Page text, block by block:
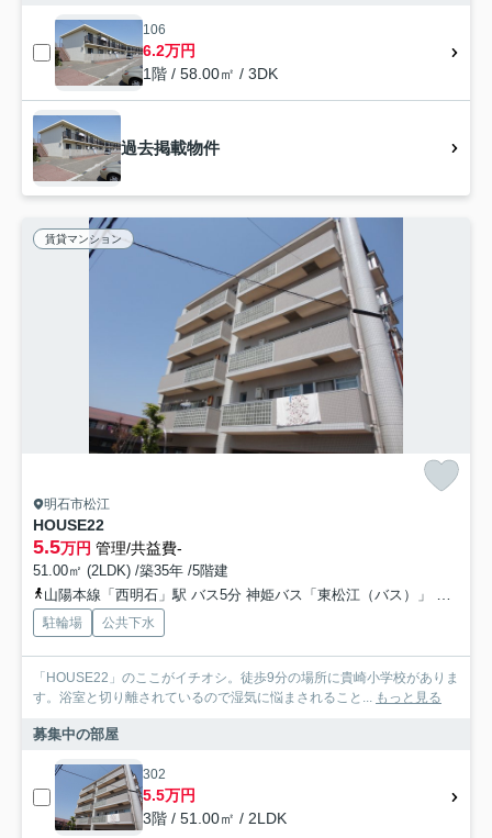
106
6.2万円
1階 / 58.00㎡ / 3DK
過去掲載物件
賃貸マンション
明石市松江
HOUSE22
5.5万円 管理/共益費-
51.00㎡ (2LDK) /築35年 /5階建
山陽本線「西明石」駅 バス5分 神姫バス「東松江（バス）」 停歩4分
駐輪場 公共下水
「HOUSE22」のここがイチオシ。徒歩9分の場所に貴崎小学校がありま
す。浴室と切り離されているので湿気に悩まされること... もっと見る
募集中の部屋
302
5.5万円
3階 / 51.00㎡ / 2LDK